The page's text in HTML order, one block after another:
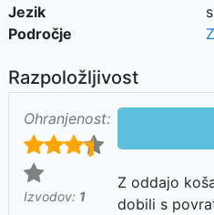
Jezik
Področje
Razpoložljivost
Ohranjenost:
Izvodov: 1
Z oddajo
dobili s